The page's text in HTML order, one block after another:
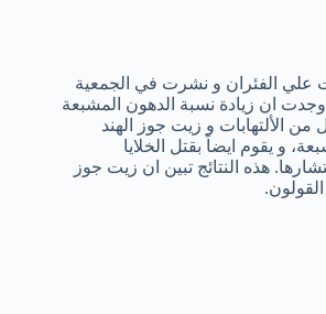
علي الفئران و نشرت في الجمعية
وجدت ان زيادة نسبة الدهون المشبعة
من الألتهابات و زيت جوز الهند
و يقوم ايضاً بقتل الخلايا
هذه النتائج تبين ان زيت جوز